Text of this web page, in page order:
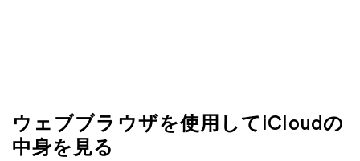
ウェブブラウザを使用してiCloudの
中身を見る